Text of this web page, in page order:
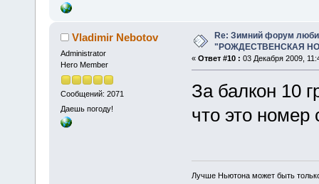
Vladimir Nebotov
Administrator
Hero Member
Сообщений: 2071
Даешь погоду!
Re: Зимний форум
"РОЖДЕСТВЕНСКАЯ
« Ответ #10 : 03 Декабря 2009,
За балкон 10
что это
Лучше Ньютона может быть